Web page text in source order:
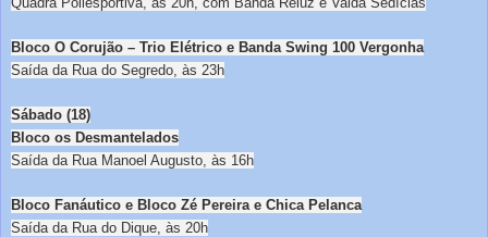
Bloco O Corujão – Trio Elétrico e Banda Swing 100 Vergonha
Saída da Rua do Segredo, às 23h
Sábado (18)
Bloco os Desmantelados
Saída da Rua Manoel Augusto, às 16h
Bloco Fanáutico e Bloco Zé Pereira e Chica Pelanca
Saída da Rua do Dique, às 20h